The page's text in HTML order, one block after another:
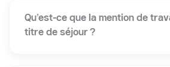
Qu’est-ce que la mention de
titre de séjour ?